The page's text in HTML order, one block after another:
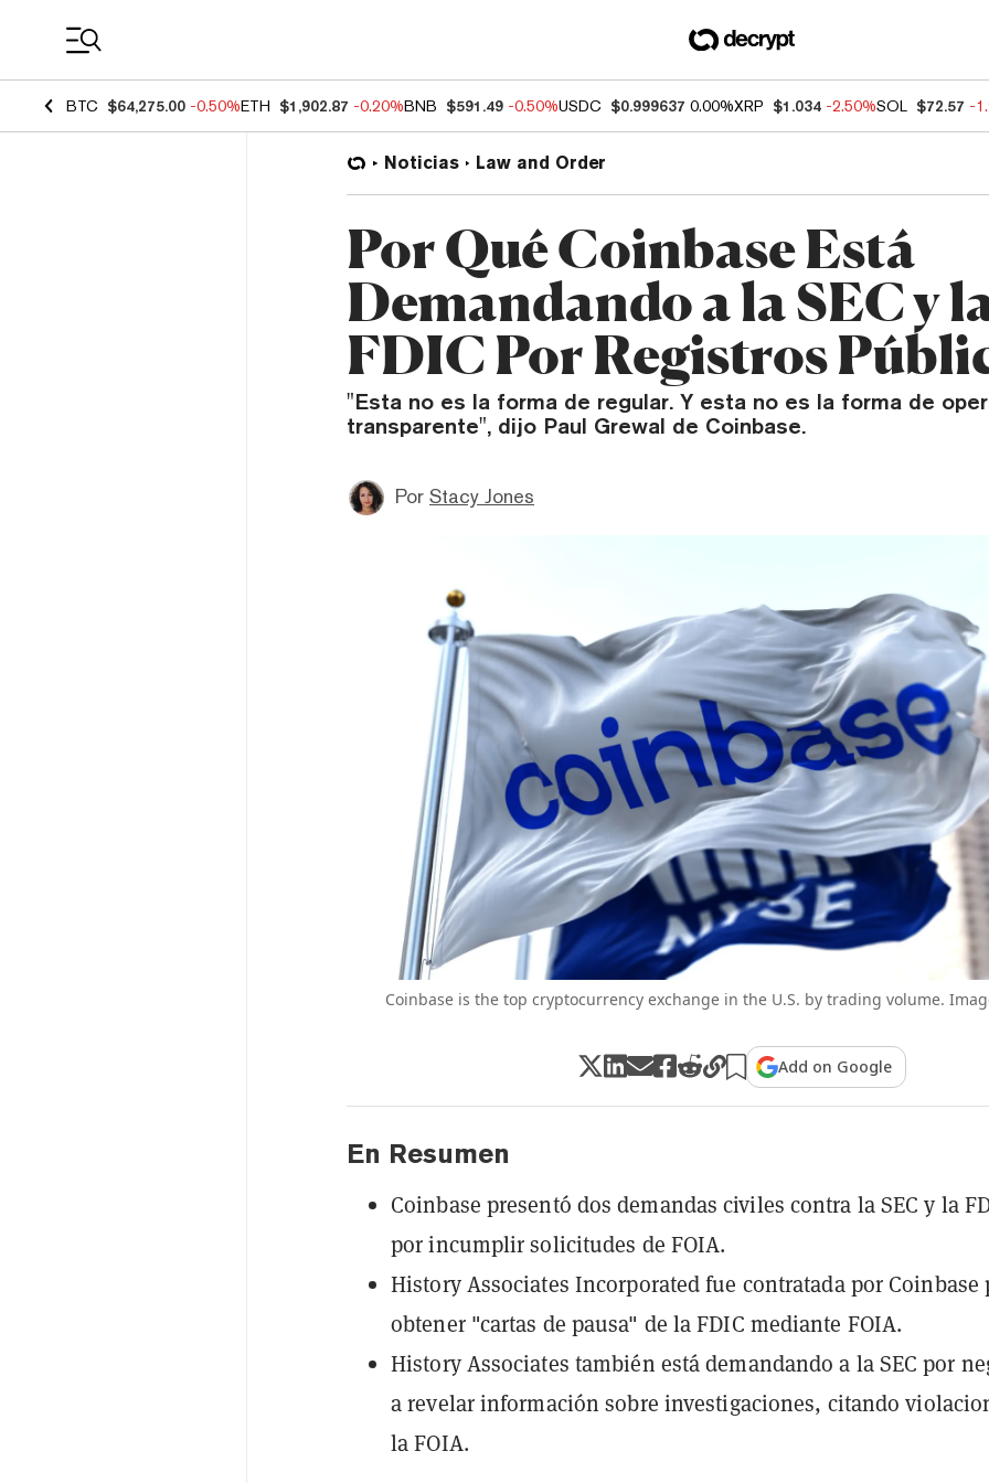
BTC $64,275.00 -0.50%ETH $1,902.87 -0.20%BNB $591.49 -0.50%USDC $0.999637 0.00%XRP $1.034 -2.50%SOL $72.57 -
Noticias Law and Order
Por Qué Coinbase Está
Demandando a la SEC y
FDIC Por Registros
"Esta no es la forma de regular. Y esta no es la forma de
transparente", dijo Paul Grewal de Coinbase.
Por Stacy Jones
Coinbase is the top cryptocurrency exchange in the U.S. by trading volume.
Add on Google
En Resumen
Coinbase presentó dos demandas civiles contra la SEC y la
por incumplir solicitudes de FOIA.
History Associates Incorporated fue contratada por Coinbase
obtener "cartas de pausa" de la FDIC mediante FOIA.
History Associates también está demandando a la SEC por
a revelar información sobre investigaciones, citando
la FOIA.